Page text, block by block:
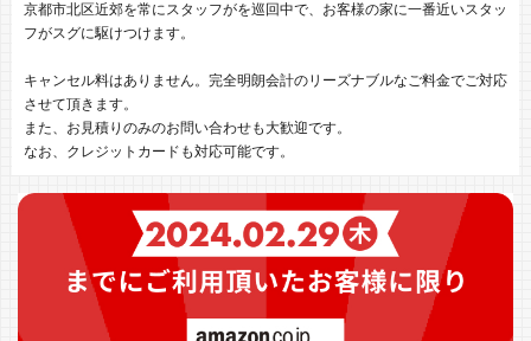
京都市北区近郊を常にスタッフがを巡回中で、お客様の家に一番近いスタッ
フがスグに駆けつけます。
キャンセル料はありません。完全明朗会計のリーズナブルなご料金でご対応
させて頂きます。
また、お見積りのみのお問い合わせも大歓迎です。
なお、クレジットカードも対応可能です。